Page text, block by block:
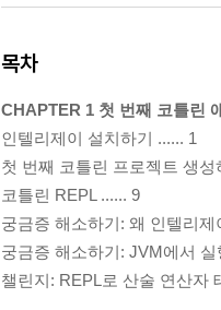
목차
CHAPTER 1 첫 번째 코틀린
인텔리제이 설치하기 ...... 1
첫 번째 코틀린 프로젝트 생성
코틀린 REPL ...... 9
궁금증 해소하기: 왜 인텔리
궁금증 해소하기: JVM에서 실
챌린지: REPL로 산술 연산자